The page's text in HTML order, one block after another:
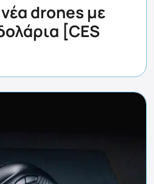
drones με
[CES